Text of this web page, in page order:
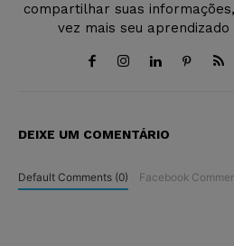
compartilhar suas
vez mais seu
DEIXE UM COMENTÁRIO
Default Comments (0) Facebook